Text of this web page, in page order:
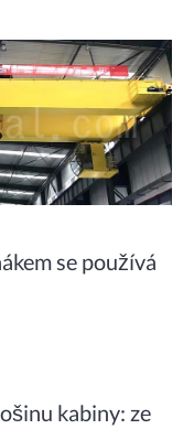
se používá
kabiny: ze